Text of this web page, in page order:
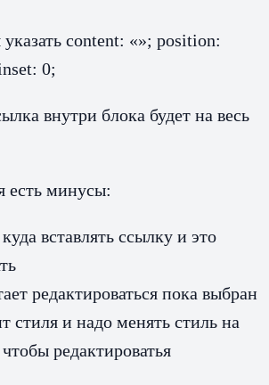
content: «»; position:
0;
внутри блока будет на весь
есть минусы:
вставлять ссылку и это
редактироваться пока выбран
стиля и надо менять стиль на
редактироватья